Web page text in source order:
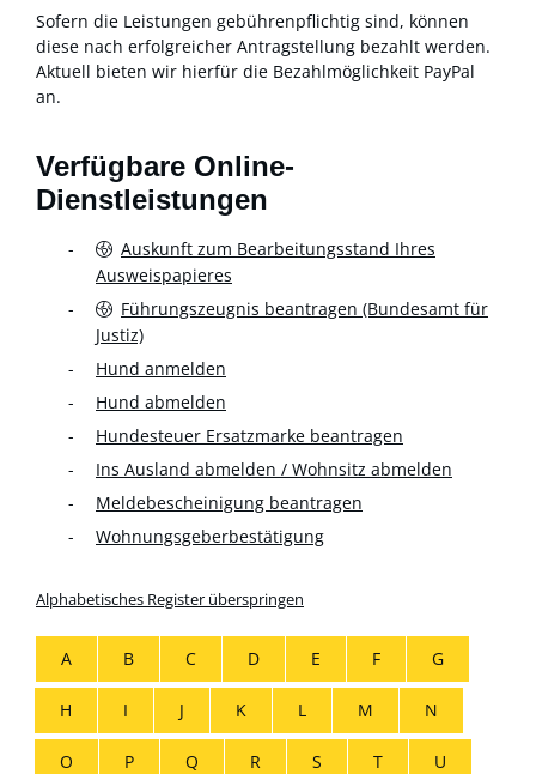
Sofern die Leistungen gebührenpflichtig sind, können
diese nach erfolgreicher Antragstellung bezahlt werden.
Aktuell bieten wir hierfür die Bezahlmöglichkeit PayPal
an.
Verfügbare Online-
Dienstleistungen
Auskunft zum Bearbeitungsstand Ihres
Ausweispapieres
Führungszeugnis beantragen (Bundesamt für
Justiz)
Hund anmelden
Hund abmelden
Hundesteuer Ersatzmarke beantragen
Ins Ausland abmelden / Wohnsitz abmelden
Meldebescheinigung beantragen
Wohnungsgeberbestätigung
Alphabetisches Register überspringen
A B C D E F G
H I J K L M N
O P Q R S T U